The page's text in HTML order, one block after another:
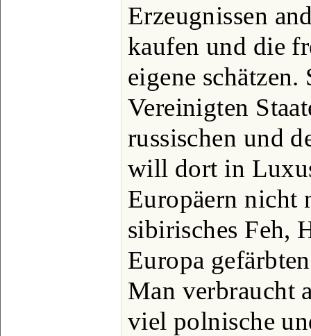
Erzeugnissen
kaufen und die
eigene
Vereinigten
russischen und
will dort in
Europäern nicht
sibirisches Feh,
Europa
Man verbraucht
viel polnische